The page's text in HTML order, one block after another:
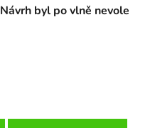
Návrh byl po vlně nevole